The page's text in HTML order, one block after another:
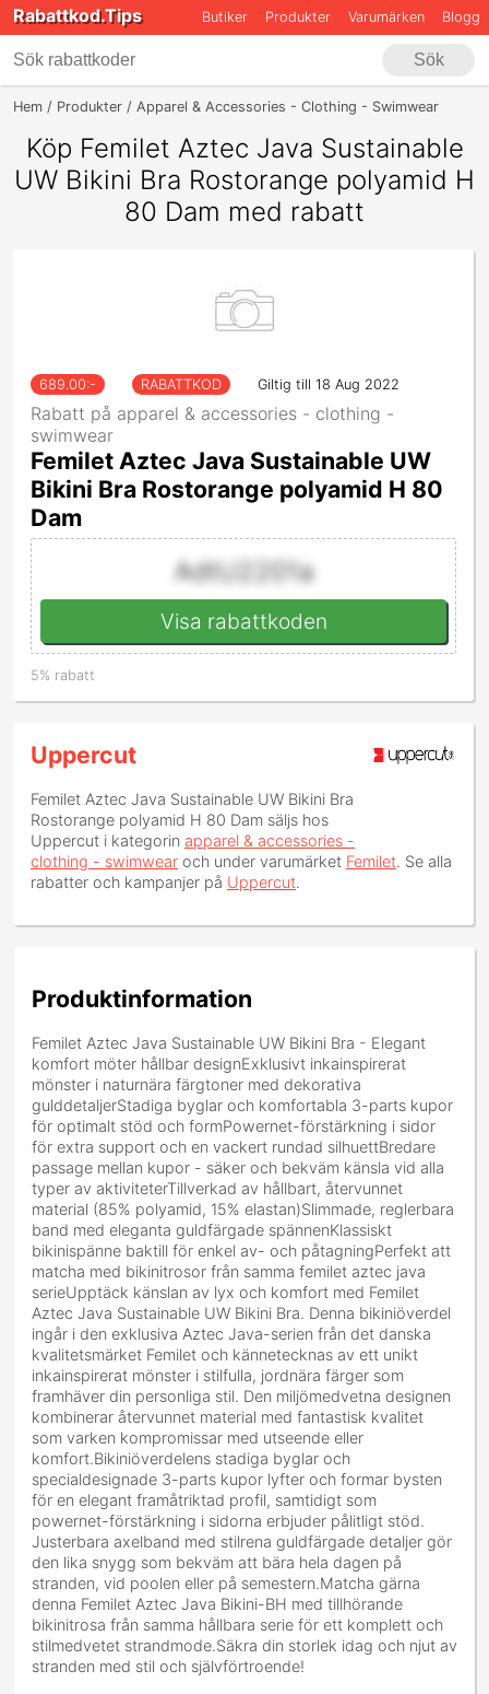
Rabattkod.Tips Butiker Produkter Varumärken Blogg
Sök
Hem Produkter Apparel & Accessories - Clothing - Swimwear
Köp Femilet Aztec Java Sustainable
UW Bikini Bra Rostorange polyamid H
80 Dam med rabatt
689.00:- RABATTKOD Giltig till 18 Aug 2022
Rabatt på apparel & accessories - clothing -
swimwear
Femilet Aztec Java Sustainable UW
Bikini Bra Rostorange polyamid H 80
Dam
AdtU2201a
Visa rabattkoden
5% rabatt
Uppercut
Femilet Aztec Java Sustainable UW Bikini Bra
Rostorange polyamid H 80 Dam säljs hos
Uppercut i kategorin apparel & accessories -
clothing - swimwear och under varumärket Femilet. Se alla
rabatter och kampanjer på Uppercut.
Produktinformation
Femilet Aztec Java Sustainable UW Bikini Bra - Elegant
komfort möter hållbar designExklusivt inkainspirerat
mönster i naturnära färgtoner med dekorativa
gulddetaljerStadiga byglar och komfortabla 3-parts kupor
för optimalt stöd och formPowernet-förstärkning i sidor
för extra support och en vackert rundad silhuettBredare
passage mellan kupor - säker och bekväm känsla vid alla
typer av aktiviteterTillverkad av hållbart, återvunnet
material (85% polyamid, 15% elastan)Slimmade, reglerbara
band med eleganta guldfärgade spännenKlassiskt
bikinispänne baktill för enkel av- och påtagningPerfekt att
matcha med bikinitrosor från samma femilet aztec java
serieUpptäck känslan av lyx och komfort med Femilet
Aztec Java Sustainable UW Bikini Bra. Denna bikiniöverdel
ingår i den exklusiva Aztec Java-serien från det danska
kvalitetsmärket Femilet och kännetecknas av ett unikt
inkainspirerat mönster i stilfulla, jordnära färger som
framhäver din personliga stil. Den miljömedvetna designen
kombinerar återvunnet material med fantastisk kvalitet
som varken kompromissar med utseende eller
komfort.Bikiniöverdelens stadiga byglar och
specialdesignade 3-parts kupor lyfter och formar bysten
för en elegant framåtriktad profil, samtidigt som
powernet-förstärkning i sidorna erbjuder pålitligt stöd.
Justerbara axelband med stilrena guldfärgade detaljer gör
den lika snygg som bekväm att bära hela dagen på
stranden, vid poolen eller på semestern.Matcha gärna
denna Femilet Aztec Java Bikini-BH med tillhörande
bikinitrosa från samma hållbara serie för ett komplett och
stilmedvetet strandmode.Säkra din storlek idag och njut av
stranden med stil och självförtroende!